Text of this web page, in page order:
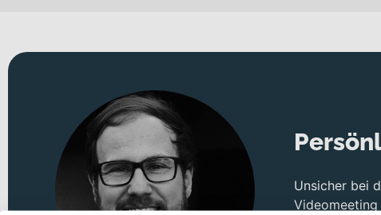
Der leichte
Bremsleistung im Alltag. Dank der standardisierten 26 Zoll
Bedürfnisse anpassen. Optisch tritt das Rad in der Farbe
Deine Vorteile
Leichter Aluminiumrahmen für agiles Fahrverhalten bei nur
8-Gang-Kettenschaltung für flexible Anpassung an
Unsicher bei